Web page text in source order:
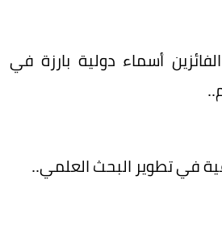
أسماء دولية بارزة في
في تطوير البحث العلمي..